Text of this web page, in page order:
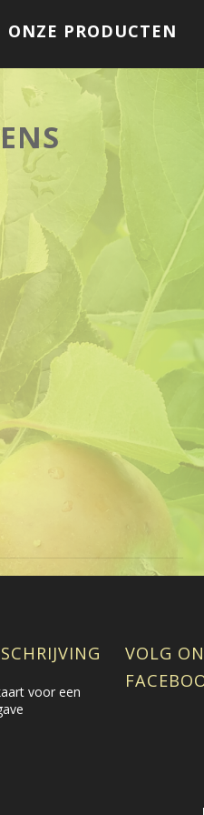
ONZE PRODUCTEN
VOLG